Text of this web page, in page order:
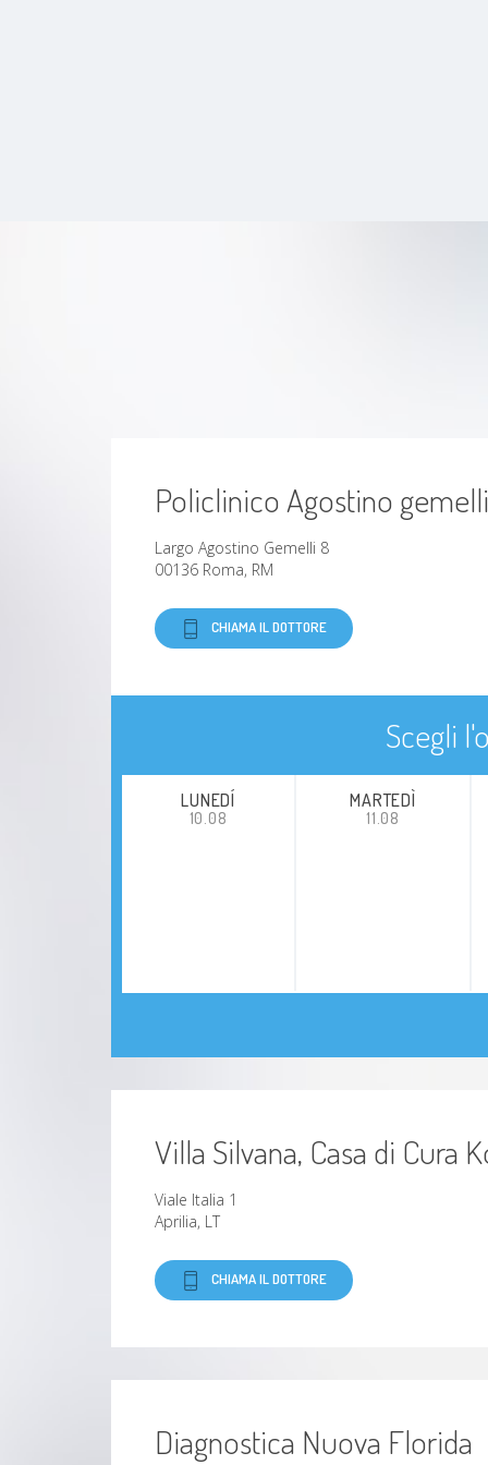
Policlinico Agostino gemelli
Largo Agostino Gemelli 8
00136 Roma, RM
CHIAMA IL DOTTORE
Scegli
LUNEDÍ
10.08
MARTEDÌ
11.08
Villa Silvana, Casa di Cura
Viale Italia 1
Aprilia, LT
CHIAMA IL DOTTORE
Diagnostica Nuova Florida